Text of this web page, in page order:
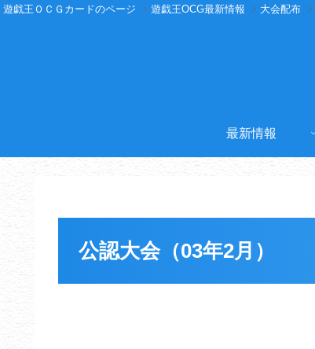
遊戯王ＯＣＧカードのページ 遊戯王OCG最新情報 大会配布
最新情報
公認大会（03年2月）